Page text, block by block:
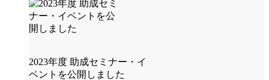
2023年度 助成セミナー・イ
ベントを公開しました